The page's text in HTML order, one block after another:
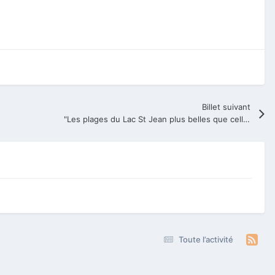
Billet suivant
"Les plages du Lac St Jean plus belles que celles de Cuba"
Toute l’activité